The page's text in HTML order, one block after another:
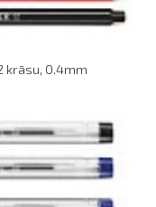
krāsu, 0.4mm